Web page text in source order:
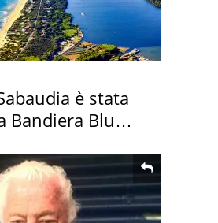
è stata
Bandiera Blu